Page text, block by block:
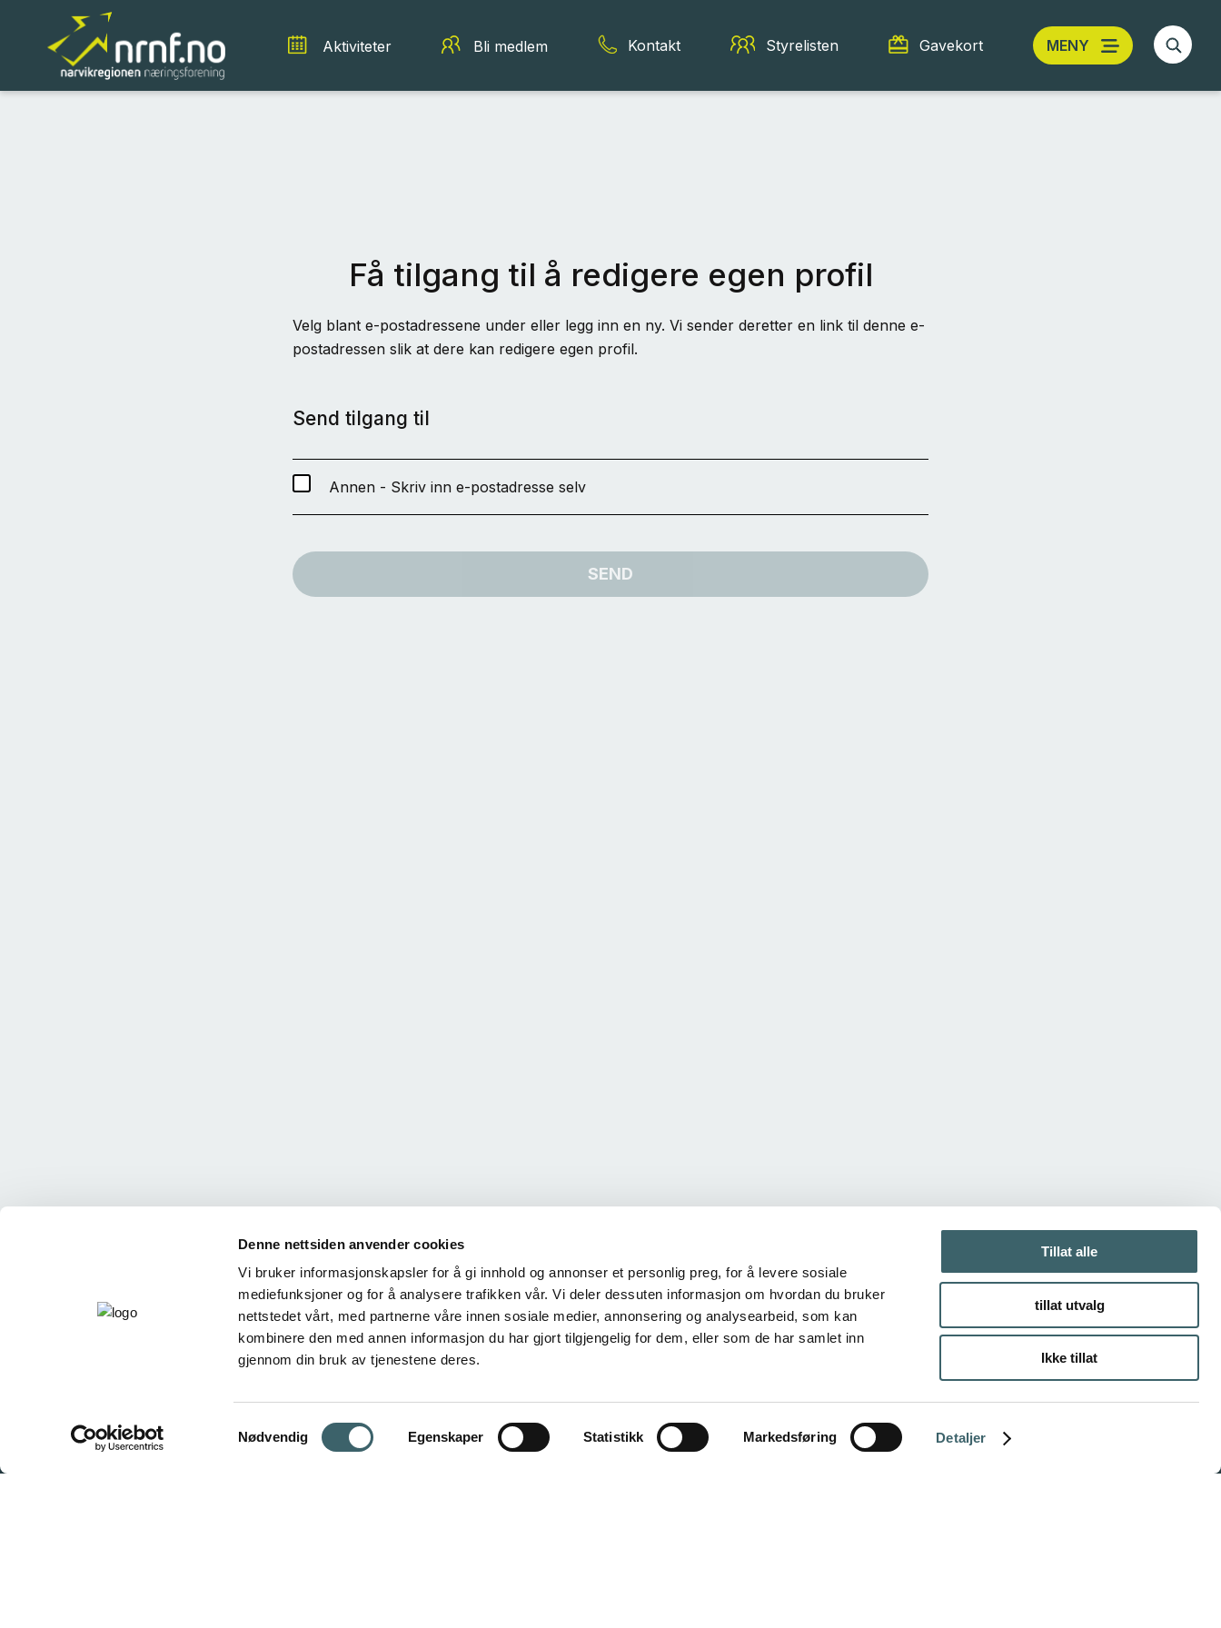
Denne nettsiden anvender cookies
Vi bruker informasjonskapsler for å gi innhold og annonser et personlig preg, for å levere sosiale
mediefunksjoner og for å analysere trafikken vår. Vi deler dessuten informasjon om hvordan du bruker
nettstedet vårt, med partnerne våre innen sosiale medier, annonsering og analysearbeid, som kan
kombinere den med annen informasjon du har gjort tilgjengelig for dem, eller som de har samlet inn
gjennom din bruk av tjenestene deres.
Samtykkevalg
Nødvendig Egenskaper Statistikk Markedsføring Detaljer
Tillat alle
tillat utvalg
Ikke tillat
Aktiviteter Bli medlem Kontakt Styrelisten Gavekort MENY
Få tilgang til å redigere egen profil
Velg blant e-postadressene under eller legg inn en ny. Vi sender deretter en link til denne e-
postadressen slik at dere kan redigere egen profil.
Send tilgang til
Annen - Skriv inn e-postadresse selv
SEND